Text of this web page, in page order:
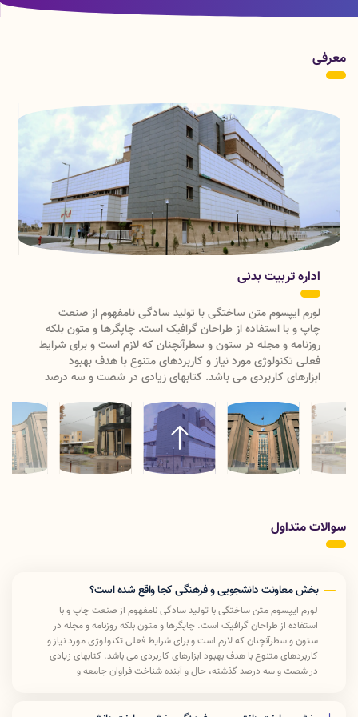
خردسالان حسینی در خرم
خرم آباد
معرفی
ساختگی با تولید سادگی نامفهوم از صنعت
از طراحان گرافیک است. چاپگرها و متون بلکه
در ستون و سطرآنچنان که لازم است و برای شرایط
نیاز و کاربردهای متنوع با هدف بهبود
می باشد. کتابهای زیادی در شصت و سه درصد
شناخت بیشتری را برای طراحان رایانه ای
خلاقی و فرهنگ پیشرو در زبان فارسی
صورت می توان امید داشت که تمام و دشواری
راهکارها و شرایط سخت تایپ به پایان رسد وزمان
حروفچینی دستاوردهای اصلی و جوابگوی سوالات
لورم ایپسوم متن
چاپ و با استفاده از
روزنامه و مجله در
فعلی تکنولوژی مورد
ابزارهای کاربردی
طلبد تا با نرم
علی الخصوص
ایجاد کرد. در این
موجود در ارائه
مورد نیاز شامل
سوالات متداول
بخش معاونت دانشجویی و فرهنگی کجا واقع شده است؟
لورم ایپسوم متن ساختگی با تولید سادگی نامفهوم از صنعت چاپ و با
استفاده از طراحان گرافیک است. چاپگرها و متون بلکه روزنامه و مجله در
ستون و سطرآنچنان که لازم است و برای شرایط فعلی تکنولوژی مورد نیاز و
کاربردهای متنوع با هدف بهبود ابزارهای کاربردی می باشد. کتابهای زیادی
در شصت و سه درصد گذشته، حال و آینده شناخت فراوان جامعه و